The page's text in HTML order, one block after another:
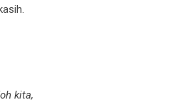
kita,